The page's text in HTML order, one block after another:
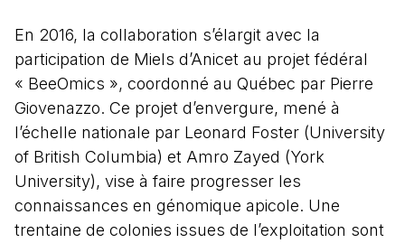
En 2016, la collaboration s’élargit avec la
participation de Miels d’Anicet au projet fédéral
« BeeOmics », coordonné au Québec par Pierre
Giovenazzo. Ce projet d’envergure, mené à
l’échelle nationale par Leonard Foster (University
of British Columbia) et Amro Zayed (York
University), vise à faire progresser les
connaissances en génomique apicole. Une
trentaine de colonies issues de l’exploitation sont